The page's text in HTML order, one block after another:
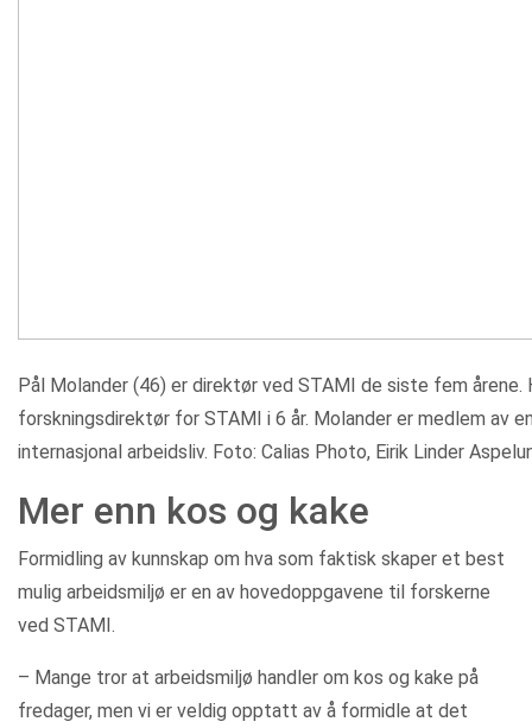
Pål Molander (46) er direktør ved STAMI de siste fem
forskningsdirektør for STAMI i 6 år. Molander er medlem av
internasjonal arbeidsliv. Foto: Calias Photo, Eirik Linder
Mer enn kos og kake
Formidling av kunnskap om hva som faktisk skaper et best
mulig arbeidsmiljø er en av hovedoppgavene til forskerne
ved STAMI.
– Mange tror at arbeidsmiljø handler om kos og kake på
fredager, men vi er veldig opptatt av å formidle at det